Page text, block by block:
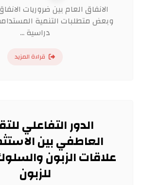
الانفاق العام بين ضروريات
وبعض متطلبات التنمية
دراسية ...
قراءة المزيد
الدور التفاعلي
العاطفي بين
علاقات الزبون
للزبون